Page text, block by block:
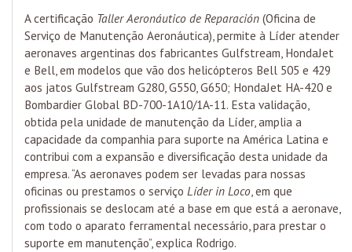
A certificação Taller Aeronáutico de Reparación (Oficina de
Serviço de Manutenção Aeronáutica), permite à Líder atender
aeronaves argentinas dos fabricantes Gulfstream, HondaJet
e Bell, em modelos que vão dos helicópteros Bell 505 e 429
aos jatos Gulfstream G280, G550, G650; HondaJet HA-420 e
Bombardier Global BD-700-1A10/1A-11. Esta validação,
obtida pela unidade de manutenção da Líder, amplia a
capacidade da companhia para suporte na América Latina e
contribui com a expansão e diversificação desta unidade da
empresa. “As aeronaves podem ser levadas para nossas
oficinas ou prestamos o serviço Líder in Loco, em que
profissionais se deslocam até a base em que está a aeronave,
com todo o aparato ferramental necessário, para prestar o
suporte em manutenção”, explica Rodrigo.